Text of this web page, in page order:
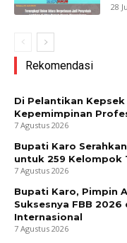
28
Rekomendasi
Di Pelantikan
Kepemimpinan
7 Agustus 2026
Bupati Karo
untuk 259 Kelompok
7 Agustus 2026
Bupati Karo, Pimpin
Suksesnya FBB
Internasional
7 Agustus 2026